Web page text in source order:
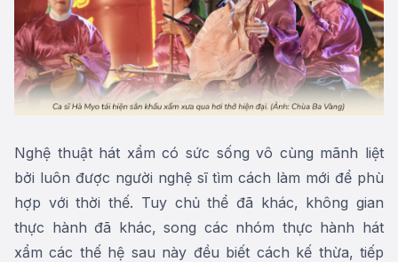
Nghệ thuật hát xẩm có sức sống vô cùng mãnh liệt
bởi luôn được người nghệ sĩ tìm cách làm mới để phù
hợp với thời thế. Tuy chủ thể đã khác, không gian
thực hành đã khác, song các nhóm thực hành hát
xẩm các thế hệ sau này đều biết cách kế thừa, tiếp